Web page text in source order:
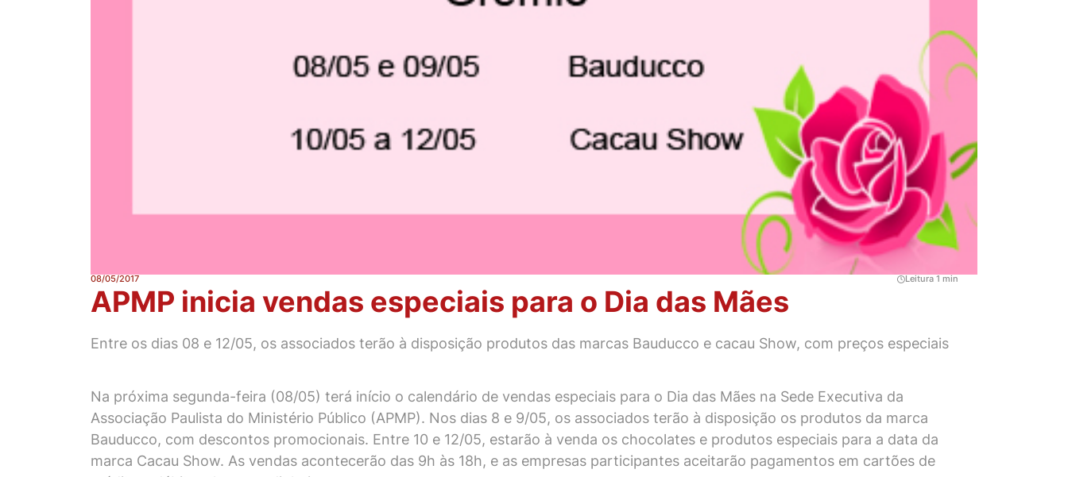
08/05/2017 Leitura 1 min
APMP inicia vendas especiais para o Dia das Mães
Entre os dias 08 e 12/05, os associados terão à disposição produtos das marcas Bauducco e cacau Show, com preços especiais
Na próxima segunda-feira (08/05) terá início o calendário de vendas especiais para o Dia das Mães na Sede Executiva da
Associação Paulista do Ministério Público (APMP). Nos dias 8 e 9/05, os associados terão à disposição os produtos da marca
Bauducco, com descontos promocionais. Entre 10 e 12/05, estarão à venda os chocolates e produtos especiais para a data da
marca Cacau Show. As vendas acontecerão das 9h às 18h, e as empresas participantes aceitarão pagamentos em cartões de